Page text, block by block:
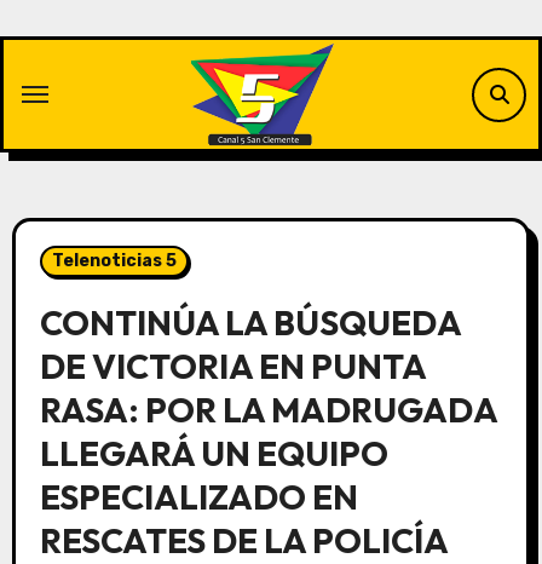
contenido
Telenoticias 5
CONTINÚA LA BÚSQUEDA
DE VICTORIA EN PUNTA
RASA: POR LA MADRUGADA
LLEGARÁ UN EQUIPO
ESPECIALIZADO EN
RESCATES DE LA POLICÍA